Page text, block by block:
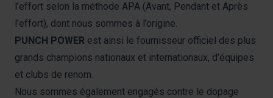
l’effort selon la méthode APA (Avant, Pendant et Après
l’effort), dont nous sommes à l’origine.
PUNCH POWER est ainsi le fournisseur officiel des plus
grands champions nationaux et internationaux, d’équipes
et clubs de renom.
Nous sommes également engagés contre le dopage